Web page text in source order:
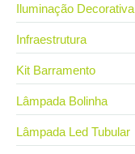
Iluminação Decorativa
Infraestrutura
Kit Barramento
Lâmpada Bolinha
Lâmpada Led Tubular